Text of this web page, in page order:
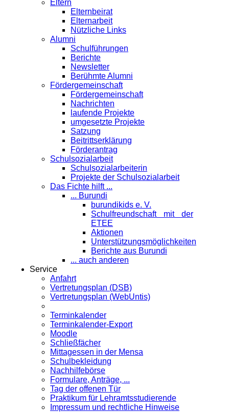
Eltern
Elternbeirat
Elternarbeit
Nützliche Links
Alumni
Schulführungen
Berichte
Newsletter
Berühmte Alumni
Förder­gemeinschaft
Fördergemeinschaft
Nachrichten
laufende Projekte
umgesetzte Projekte
Satzung
Beitrittserklärung
Förderantrag
Schul­sozialarbeit
Schulsozialarbeiterin
Projekte der Schulsozialarbeit
Das Fichte hilft ...
... Burundi
burundikids e. V.
Schulfreundschaft mit der
ETEE
Aktionen
Unterstützungsmöglichkeiten
Berichte aus Burundi
... auch anderen
Service
Anfahrt
Vertretungsplan (DSB)
Vertretungsplan (WebUntis)
Terminkalender
Terminkalender-Export
Moodle
Schließfächer
Mittagessen in der Mensa
Schulbekleidung
Nachhilfebörse
Formulare, Anträge, ...
Tag der offenen Tür
Praktikum für Lehramts­studierende
Impressum und rechtliche Hinweise